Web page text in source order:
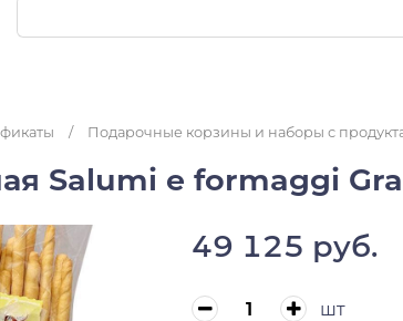
/ Подарочные корзины и наборы с
Salumi e formaggi
49 125 руб.
шт